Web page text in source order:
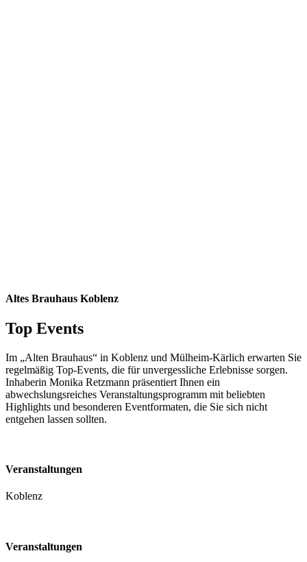
Altes Brauhaus Koblenz
Top Events
Im „Alten Brauhaus“ in Koblenz und Mülheim-Kärlich erwarten Sie
regelmäßig Top-Events, die für unvergessliche Erlebnisse sorgen.
Inhaberin Monika Retzmann präsentiert Ihnen ein
abwechslungsreiches Veranstaltungsprogramm mit beliebten
Highlights und besonderen Eventformaten, die Sie sich nicht
entgehen lassen sollten.
Veranstaltungen
Koblenz
Veranstaltungen